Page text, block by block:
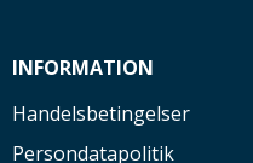
INFORMATION
Handelsbetingelser
Persondatapolitik